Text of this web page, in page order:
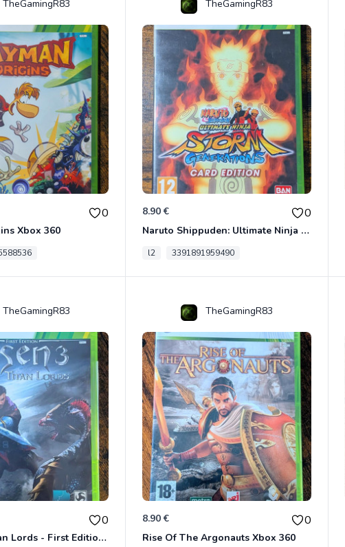
TheGamingR83
0
Xbox 360
TheGamingR83
8.90 € 0
Naruto Shippuden: Ultimate Ninja Storm Generations - Card Edition Xbox 360
l2 3391891959490
TheGamingR83
0
Risen 3 - Titan Lords - First Edition Xbox 360
TheGamingR83
8.90 € 0
Rise Of The Argonauts Xbox 360